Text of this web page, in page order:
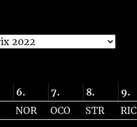
6. 7. 8. 9.
NOR OCO STR RIC